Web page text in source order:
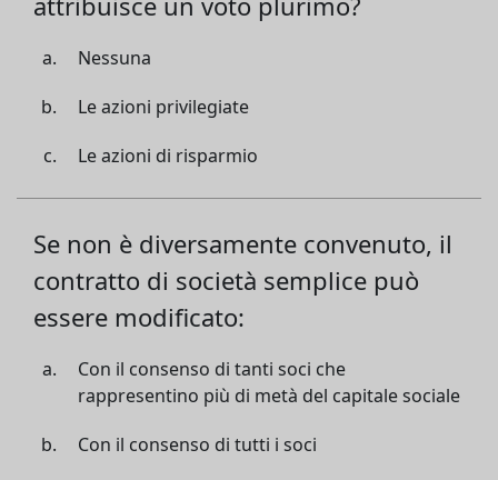
Nessuna
Le azioni privilegiate
Le azioni di risparmio
Se non è diversamente convenuto, il
contratto di società semplice può
essere modificato:
Con il consenso di tanti soci che
rappresentino più di metà del capitale sociale
Con il consenso di tutti i soci